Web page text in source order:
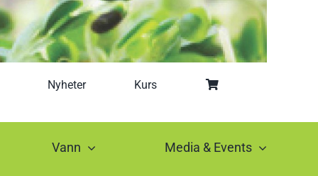
Nyheter Kurs
Vann Media & Events